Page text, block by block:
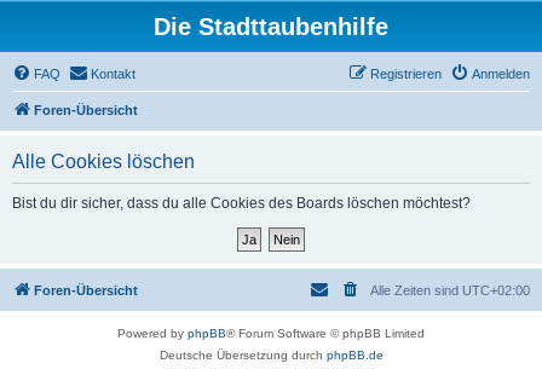
Die Stadttaubenhilfe
FAQ Kontakt Anmelden
Registrieren
Foren-Übersicht
Alle Cookies löschen
Bist du dir sicher, dass du alle Cookies des Boards löschen möchtest?
Foren-Übersicht Alle Zeiten sind UTC+02:00
Powered by phpBB® Forum Software © phpBB Limited
Deutsche Übersetzung durch phpBB.de